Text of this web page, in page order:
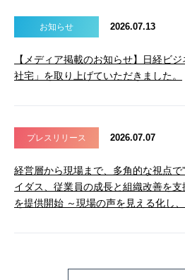
お知らせ 2026.07.13
【メディア掲載のお知らせ】日経ビ
社宅」を取り上げていただきました。
プレスリリース 2026.07.07
経営層から現場まで、多角的な視点で
イダス、従業員の成長と組織改善を支
を提供開始 ～現場の声を見える化し